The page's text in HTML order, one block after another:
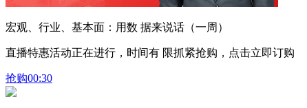
宏观、行业、基本面：用数 据来说话（一周）
直播特惠活动正在进行，时间有 限抓紧抢购，点击立即订购
抢购00:30